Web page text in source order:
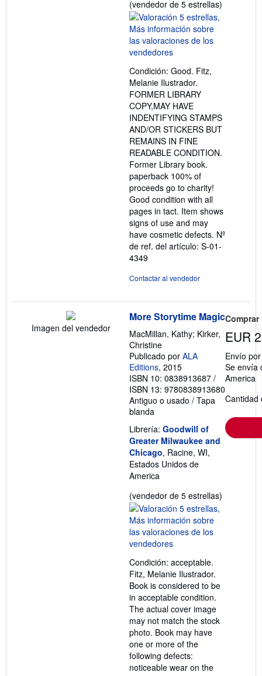
(vendedor de 5 estrellas)
Condición: Good. Fitz,
Melanie Ilustrador.
FORMER LIBRARY
COPY,MAY HAVE
INDENTIFYING STAMPS
AND/OR STICKERS BUT
REMAINS IN FINE
READABLE CONDITION.
Former Library book.
paperback 100% of
proceeds go to charity!
Good condition with all
pages in tact. Item shows
signs of use and may
have cosmetic defects. Nº
de ref. del artículo: S-01-
4349
Contactar al vendedor
Imagen del vendedor
More Storytime Magic
MacMillan, Kathy; Kirker,
Christine
Publicado por ALA
Editions, 2015
ISBN 10: 0838913687 /
ISBN 13: 9780838913680
Antiguo o usado / Tapa
blanda
Librería: Goodwill of
Greater Milwaukee and
Chicago, Racine, WI,
Estados Unidos de
America
(vendedor de 5 estrellas)
Condición: acceptable.
Fitz, Melanie Ilustrador.
Book is considered to be
in acceptable condition.
The actual cover image
may not match the stock
photo. Book may have
one or more of the
following defects:
noticeable wear on the
EUR
Envío
Se envía
America
Cantidad